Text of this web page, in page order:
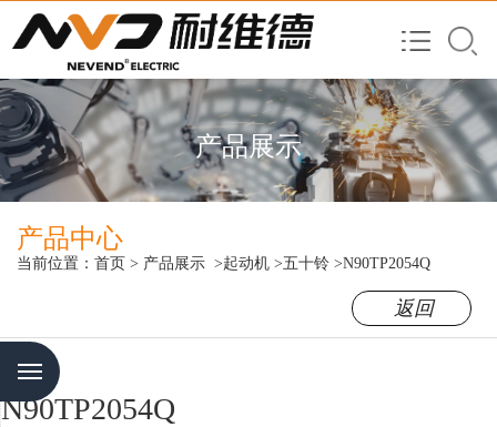
产品展示
产品中心
当前位置： 首页 > 产品展示 >起动机 >五十铃 >N90TP2054Q
返回
N90TP2054Q